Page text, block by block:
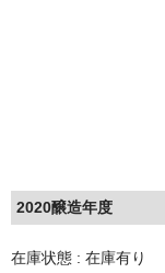
明るい農村 霧
鉄輪 瑞鷹（熊本
自 然 派 ワ イ ン
2020醸造年度
在庫状態 : 在庫有り